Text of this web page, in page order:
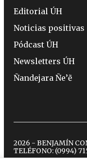
Editorial ÚH
Noticias positivas
Pódcast ÚH
Newsletters ÚH
Ñandejara Ñe’ẽ
2026 - BENJAMÍN
TELÉFONO: (0994)